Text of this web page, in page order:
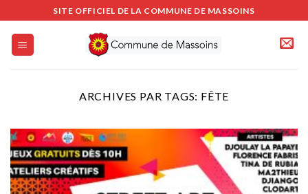
au
contenu
SITE OFFICIEL DE LA COMMUNE DE MASSOINS
ARCHIVES PAR TAGS: FÊTE